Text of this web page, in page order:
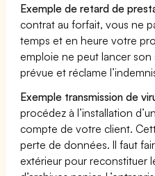
Exemple de retard de
contrat au forfait, vous ne
temps et en heure votre
emploie ne peut lancer son
prévue et réclame
Exemple transmission de
procédez à l’installation
compte de votre client.
perte de données. Il faut
extérieur pour reconstituer